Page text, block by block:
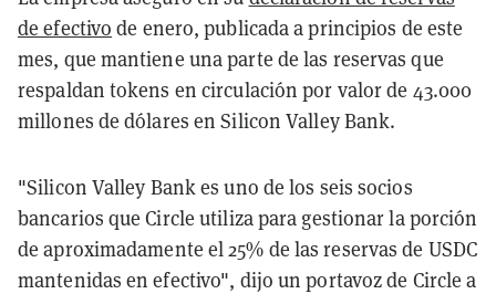
de efectivo de enero, publicada a principios de este
mes, que mantiene una parte de las reservas que
respaldan tokens en circulación por valor de 43.000
millones de dólares en Silicon Valley Bank.
"Silicon Valley Bank es uno de los seis socios
bancarios que Circle utiliza para gestionar la porción
de aproximadamente el 25% de las reservas de USDC
mantenidas en efectivo", dijo un portavoz de Circle a